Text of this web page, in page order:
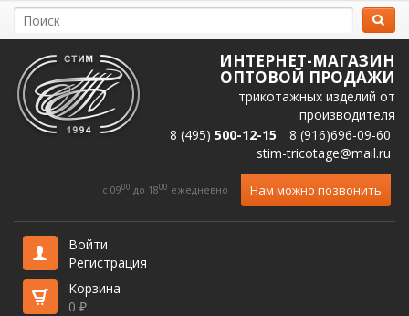
ИНТЕРНЕТ-МАГАЗИН
ОПТОВОЙ ПРОДАЖИ
трикотажных изделий от
производителя
8 (495) 500-12-15
8 (916)696-09-60
stim-tricotage@mail.ru
c 0900 до 1800 ежедневно Нам можно позвонить
Войти
Регистрация
Корзина
0 ₽